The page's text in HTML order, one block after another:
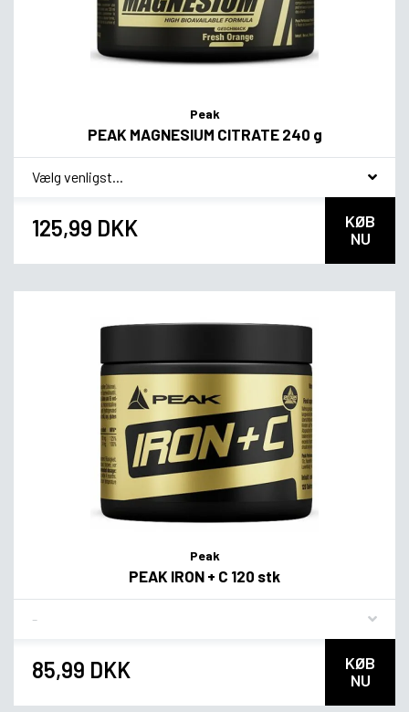
Peak
PEAK MAGNESIUM CITRATE 240 g
* Smagsvariant
125,99 DKK
KØB
NU
Peak
PEAK IRON + C 120 stk
85,99 DKK
KØB
NU